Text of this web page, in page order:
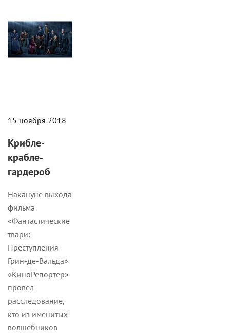
15 ноября 2018
Крибле-
крабле-
гардероб
Накануне выхода
фильма
«Фантастические
твари:
Преступления
Грин-де-Вальда»
«КиноРепортер»
провел
расследование,
кто из именитых
волшебников